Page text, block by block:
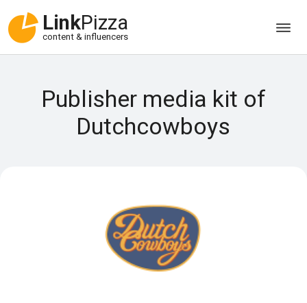
LinkPizza
content & influencers
Publisher media kit of
Dutchcowboys